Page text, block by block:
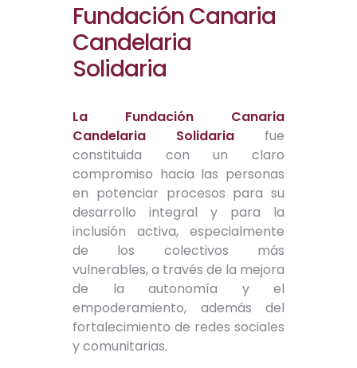
Fundación Canaria
Candelaria
Solidaria
La Fundación Canaria
Candelaria Solidaria fue
constituida con un claro
compromiso hacia las personas
en potenciar procesos para su
desarrollo integral y para la
inclusión activa, especialmente
de los colectivos más
vulnerables, a través de la mejora
de la autonomía y el
empoderamiento, además del
fortalecimiento de redes sociales
y comunitarias.